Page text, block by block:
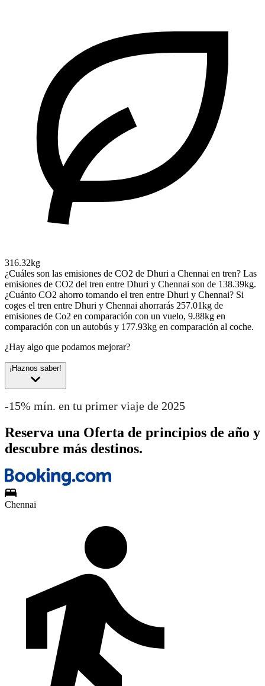
316.32kg
¿Cuáles son las emisiones de CO2 de Dhuri a Chennai en tren? Las
emisiones de CO2 del tren entre Dhuri y Chennai son de 138.39kg.
¿Cuánto CO2 ahorro tomando el tren entre Dhuri y Chennai? Si
coges el tren entre Dhuri y Chennai ahorrarás 257.01kg de
emisiones de Co2 en comparación con un vuelo, 9.88kg en
comparación con un autobús y 177.93kg en comparación al coche.
¿Hay algo que podamos mejorar?
¡Haznos saber!
-15% mín. en tu primer viaje de 2025
Reserva una Oferta de principios de año y
descubre más destinos.
Chennai